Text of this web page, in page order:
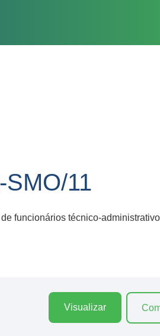
11
funcionários técnico-
Visualizar